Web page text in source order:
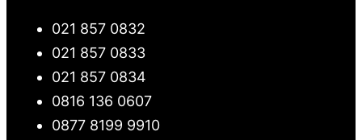
021 857 0832
021 857 0833
021 857 0834
0816 136 0607
0877 8199 9910